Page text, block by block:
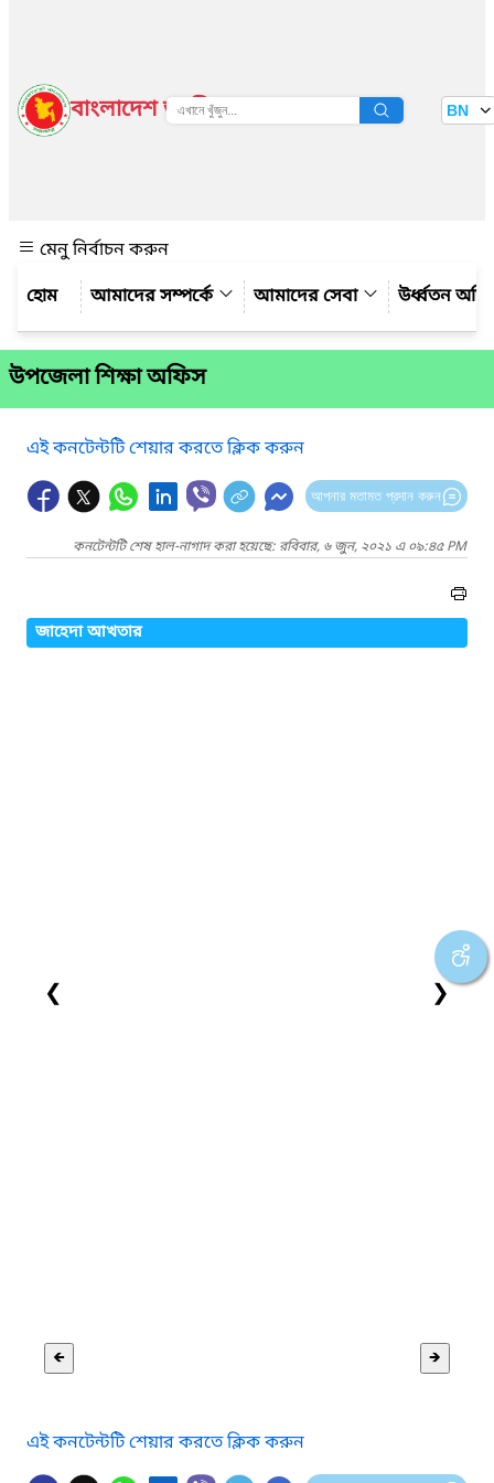
বাংলাদেশ জাতীয় তথ্য বাতায়ন BN
মেনু নির্বাচন করুন
আমাদের সম্পর্কে
আমাদের সেবা উর্ধ্বতন
উপজেলা শিক্ষা অফিস
এই কনটেন্টটি শেয়ার করতে ক্লিক করুন
আপনার মতামত প্রদান করুন
কনটেন্টটি শেষ হাল-নাগাদ করা হয়েছে: রবিবার, ৬ জুন, ২০২১ এ ০৯:৪৫ PM
জাহেদা আখতার
❮ ❯
🡸 🡺
এই কনটেন্টটি শেয়ার করতে ক্লিক করুন